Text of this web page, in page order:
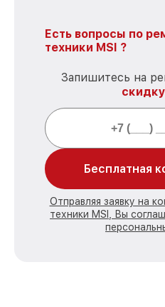
Есть вопросы по
техники MSI ?
Запишитесь на
Бесплатная
Отправляя заявку на
техники MSI, Вы